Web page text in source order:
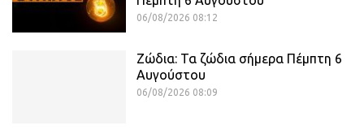
06/08/2026 08:12
Ζώδια: Τα ζώδια σήμερα Πέμπτη 6
Αυγούστου
06/08/2026 08:09